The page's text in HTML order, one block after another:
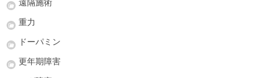
遠隔施術
重力
ドーパミン
更年期障害